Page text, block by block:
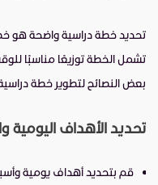
تحديد خطة دراسية واضحة هو
تشمل الخطة توزيعًا مناسبًا
بعض النصائح لتطوير خطة
تحديد الأهداف اليومية
قم بتحديد أهداف يومية